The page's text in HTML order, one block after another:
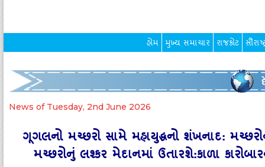
હોમ મુખ્ય સમાચાર રાજકોટ
News of Tuesday, 2nd June 2026
ગૂગલનો મચ્છરો સામે મહાયુદ્ધનો શંખનાદ:
મચ્છરોનું લશ્કર મેદાનમાં ઉતારશે:કાળા